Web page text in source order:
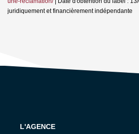
juridiquement et financièrement indépendante
L'AGENCE